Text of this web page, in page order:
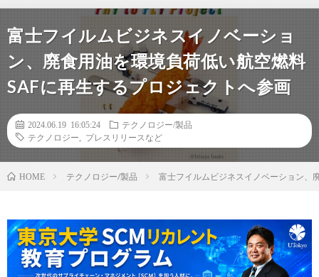
富士フイルムビジネスイノベーショ
ン、廃食用油を環境負荷低い航空燃料
SAFに再生するプロジェクトへ参画
2024.06.19 16:05:24
テクノロジー/製品
テクノロジー
プレスリリースなど
HOME テクノロジー/製品 富士フイルムビジネスイノベーション、